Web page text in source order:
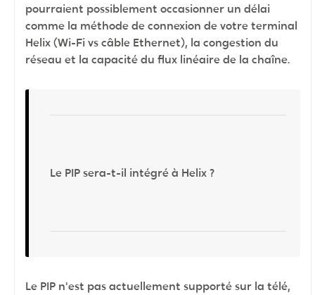
pourraient possiblement occasionner un délai
comme la méthode de connexion de votre terminal
Helix (Wi-Fi vs câble Ethernet), la congestion du
réseau et la capacité du flux linéaire de la chaîne.
Le PIP sera-t-il intégré à Helix ?
Le PIP n'est pas actuellement supporté sur la télé,